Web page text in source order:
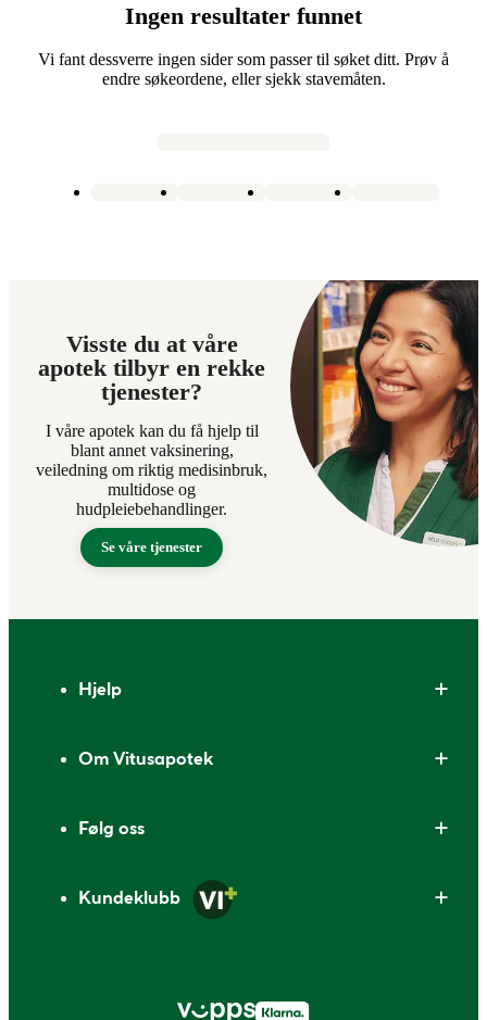
Ingen resultater funnet
Vi fant dessverre ingen sider som passer til søket ditt. Prøv å
endre søkeordene, eller sjekk stavemåten.
Visste du at våre
apotek tilbyr en rekke
tjenester?
I våre apotek kan du få hjelp til
blant annet vaksinering,
veiledning om riktig medisinbruk,
multidose og
hudpleiebehandlinger.
Se våre tjenester
Hjelp
Om Vitusapotek
Følg oss
Kundeklubb